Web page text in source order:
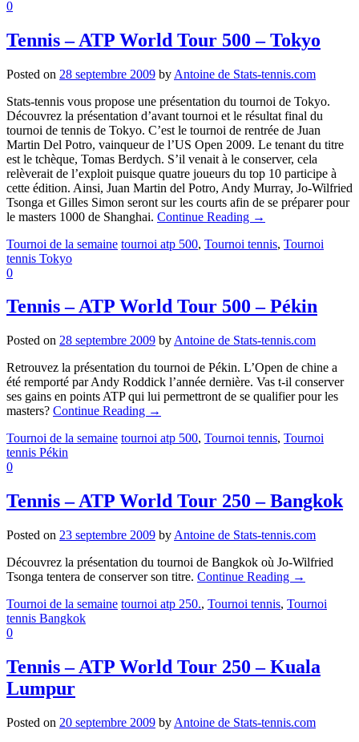
0
Tennis – ATP World Tour 500 – Tokyo
Posted on 28 septembre 2009 by Antoine de Stats-tennis.com
Stats-tennis vous propose une présentation du tournoi de Tokyo.
Découvrez la présentation d’avant tournoi et le résultat final du
tournoi de tennis de Tokyo. C’est le tournoi de rentrée de Juan
Martin Del Potro, vainqueur de l’US Open 2009. Le tenant du titre
est le tchèque, Tomas Berdych. S’il venait à le conserver, cela
relèverait de l’exploit puisque quatre joueurs du top 10 participe à
cette édition. Ainsi, Juan Martin del Potro, Andy Murray, Jo-Wilfried
Tsonga et Gilles Simon seront sur les courts afin de se préparer pour
le masters 1000 de Shanghai. Continue Reading →
Tournoi de la semaine tournoi atp 500, Tournoi tennis, Tournoi
tennis Tokyo
0
Tennis – ATP World Tour 500 – Pékin
Posted on 28 septembre 2009 by Antoine de Stats-tennis.com
Retrouvez la présentation du tournoi de Pékin. L’Open de chine a
été remporté par Andy Roddick l’année dernière. Vas t-il conserver
ses gains en points ATP qui lui permettront de se qualifier pour les
masters? Continue Reading →
Tournoi de la semaine tournoi atp 500, Tournoi tennis, Tournoi
tennis Pékin
0
Tennis – ATP World Tour 250 – Bangkok
Posted on 23 septembre 2009 by Antoine de Stats-tennis.com
Découvrez la présentation du tournoi de Bangkok où Jo-Wilfried
Tsonga tentera de conserver son titre. Continue Reading →
Tournoi de la semaine tournoi atp 250., Tournoi tennis, Tournoi
tennis Bangkok
0
Tennis – ATP World Tour 250 – Kuala
Lumpur
Posted on 20 septembre 2009 by Antoine de Stats-tennis.com